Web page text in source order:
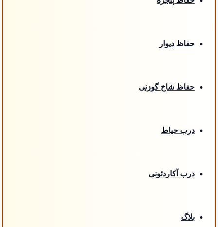
حفاظ دیوار
حفاظ شاخ گوزنی
درب حیاط
درب آکاردئونی
بلاگ